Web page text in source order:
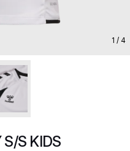
1 / 4
S KIDS